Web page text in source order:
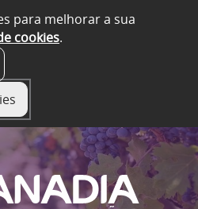
para melhorar a sua
cookies.